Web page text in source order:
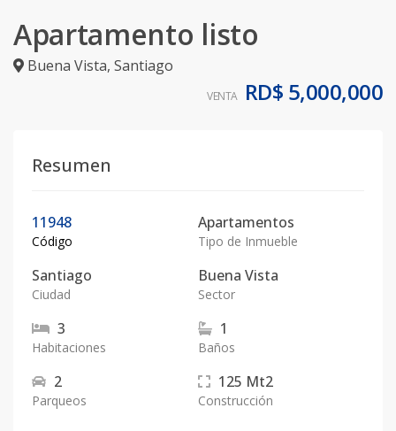
Apartamento listo
Buena Vista, Santiago
VENTA RD$ 5,000,000
Resumen
11948
Código
Apartamentos
Tipo de Inmueble
Santiago
Ciudad
Buena Vista
Sector
3
Habitaciones
1
Baños
2
Parqueos
125 Mt2
Construcción